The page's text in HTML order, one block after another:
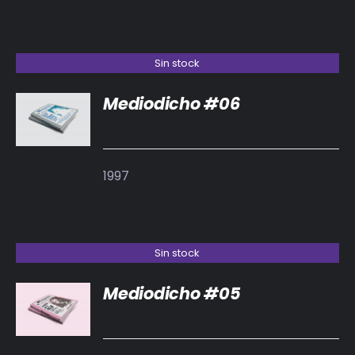
Sin stock
DETALLES
Mediodicho #06
1997
Sin stock
DETALLES
Mediodicho #05